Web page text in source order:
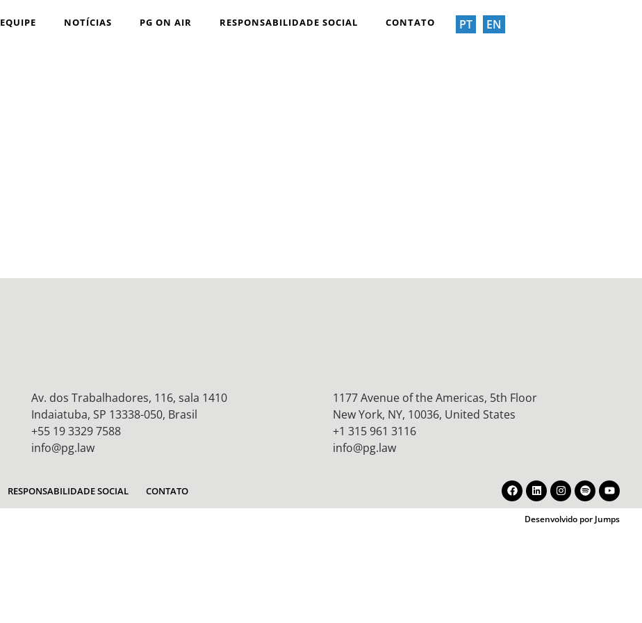
EQUIPE NOTÍCIAS PG ON AIR RESPONSABILIDADE SOCIAL CONTATO PT EN
Av. dos Trabalhadores, 116, sala 1410
Indaiatuba, SP 13338-050, Brasil
+55 19 3329 7588
info@pg.law
1177 Avenue of the Americas, 5th Floor
New York, NY, 10036, United States
+1 315 961 3116
info@pg.law
RESPONSABILIDADE SOCIAL CONTATO
Desenvolvido por Jumps